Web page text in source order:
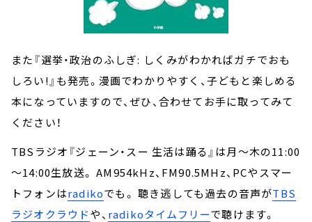
また『選挙・政治のふしぎ: しくみがわかればガチでおも
しろい!』も発売。漫画でわかりやすく、子どもと楽しめる
本になっていますので、ぜひ、合わせてお手に取ってみて
ください！
TBSラジオ『ジェーン・スー 生活は踊る』は月～木の11:00
～14:00生放送。 AM954kHz、FM90.5MHz、PCやスマー
トフォンはradikoでも。 聴き逃しても過去の音声がTBS
ラジオクラウドや、 radikoタイムフリーで聴けます。